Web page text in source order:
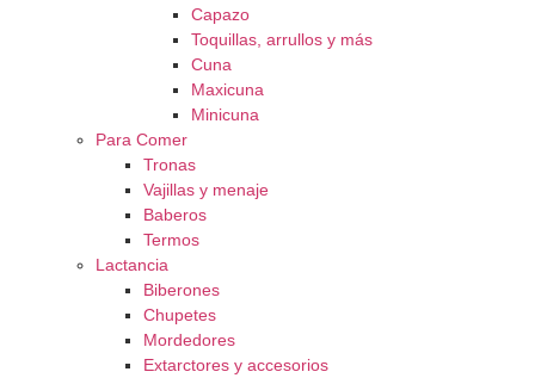
Capazo
Toquillas, arrullos y más
Cuna
Maxicuna
Minicuna
Para Comer
Tronas
Vajillas y menaje
Baberos
Termos
Lactancia
Biberones
Chupetes
Mordedores
Extarctores y accesorios